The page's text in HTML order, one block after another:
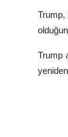
Trump,
Trump